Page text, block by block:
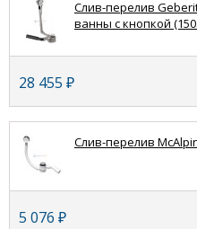
Слив-перелив
ванны с кнопкой
28 455 ₽
Слив-перелив
5 076 ₽